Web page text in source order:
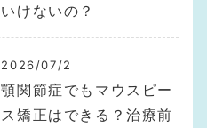
いけないの？
2026/07/2
顎関節症でもマウスピー
ス矯正はできる？治療前